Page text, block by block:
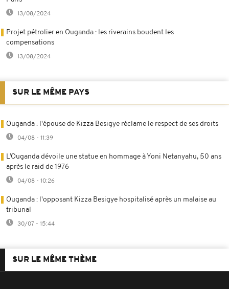
13/08/2024
Projet pétrolier en Ouganda : les riverains boudent les
compensations
13/08/2024
SUR LE MÊME PAYS
Ouganda : l'épouse de Kizza Besigye réclame le respect de ses droits
04/08 - 11:39
L’Ouganda dévoile une statue en hommage à Yoni Netanyahu, 50 ans
après le raid de 1976
04/08 - 10:26
Ouganda : l'opposant Kizza Besigye hospitalisé après un malaise au
tribunal
30/07 - 15:44
SUR LE MÊME THÈME